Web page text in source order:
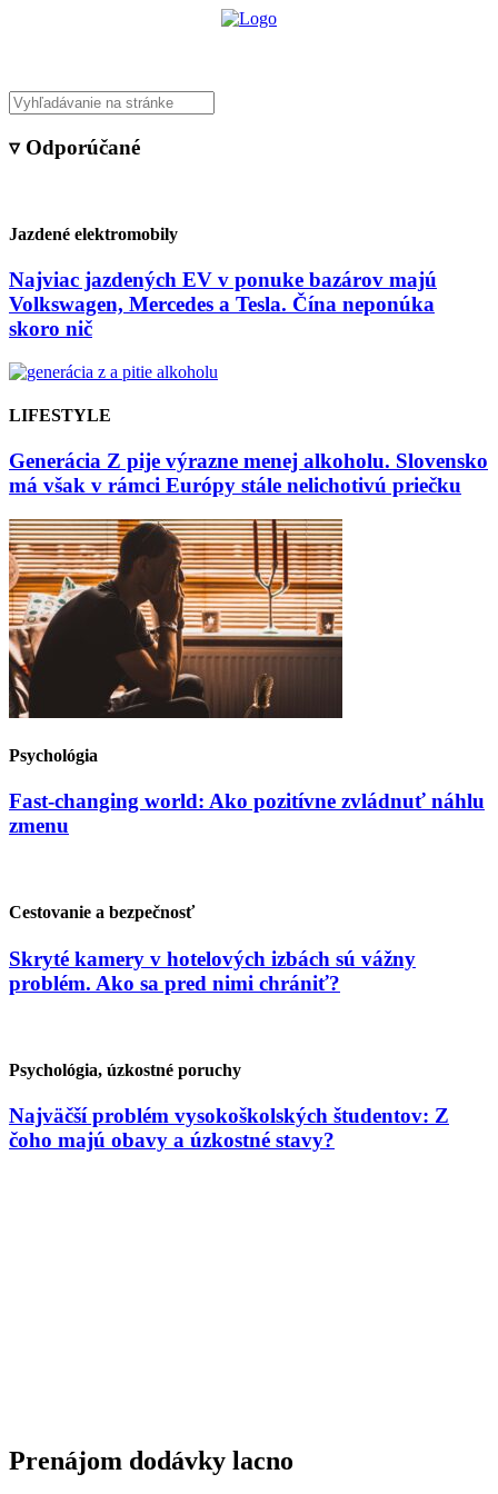
▿ Odporúčané
Jazdené elektromobily
Najviac jazdených EV v ponuke bazárov majú
Volkswagen, Mercedes a Tesla. Čína neponúka
skoro nič
LIFESTYLE
Generácia Z pije výrazne menej alkoholu. Slovensko
má však v rámci Európy stále nelichotivú priečku
Psychológia
Fast-changing world: Ako pozitívne zvládnuť náhlu
zmenu
Cestovanie a bezpečnosť
Skryté kamery v hotelových izbách sú vážny
problém. Ako sa pred nimi chrániť?
Psychológia, úzkostné poruchy
Najväčší problém vysokoškolských študentov: Z
čoho majú obavy a úzkostné stavy?
Prenájom dodávky lacno